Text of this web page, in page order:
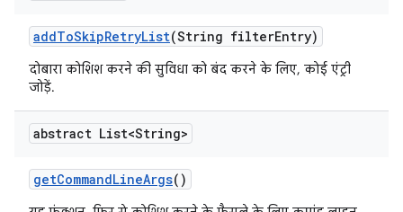
addToSkipRetryList(String filterEntry)
दोबारा कोशिश करने की सुविधा को बंद करने के लिए, कोई एंट्री
जोड़ें.
abstract List<String>
getCommandLineArgs()